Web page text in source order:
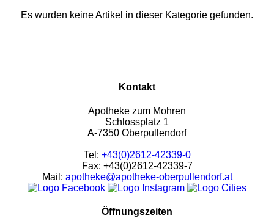
Es wurden keine Artikel in dieser Kategorie gefunden.
Kontakt
Apotheke zum Mohren
Schlossplatz 1
A-7350 Oberpullendorf
Tel: +43(0)2612-42339-0
Fax: +43(0)2612-42339-7
Mail: apotheke@apotheke-oberpullendorf.at
Öffnungszeiten